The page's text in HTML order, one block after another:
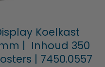
Koelkast
mm | Inhoud 350
| 7450.0557